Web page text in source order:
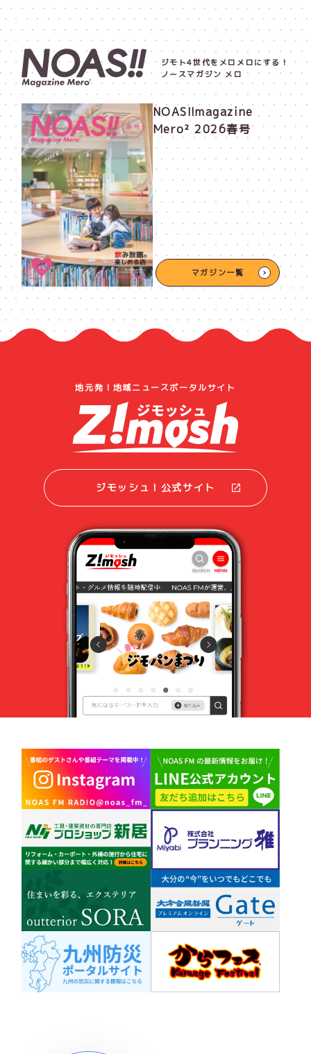
ジモト4世代をメロメロにする！
ノースマガジン メロ
NOAS!!magazine
Mero² 2026春号
マガジン一覧
地元発！地域ニュースポータルサイト
ジモッシュ！公式サイト